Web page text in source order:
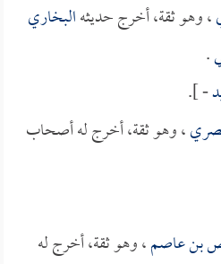
، وهو ثقة، أخرج حديثهالبخاري
.
- ].
، وهو ثقة، أخرج له أصحاب
بن عاصم، وهو ثقة، أخرج له